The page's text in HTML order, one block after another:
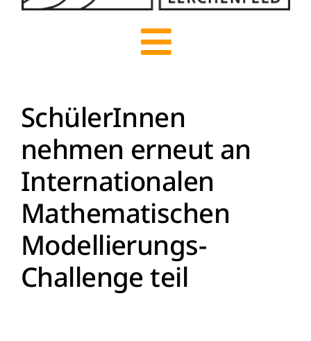
Toggle
Navigation
Start
Über uns
Menschen
Lernen
Besonderheiten
SchülerInnen
nehmen erneut an
Internationalen
Mathematischen
Modellierungs-
Challenge teil